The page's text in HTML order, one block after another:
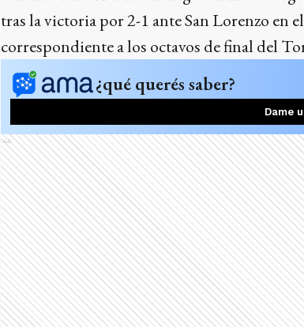
tras la victoria por 2-1 ante San Lorenzo en
correspondiente a los octavos de final del
¿qué querés saber?
Dame
Ads